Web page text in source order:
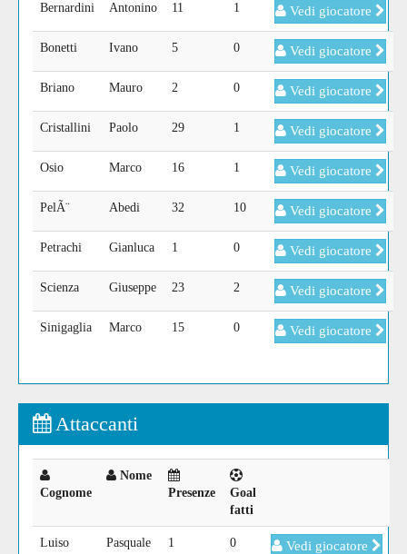
Bernardini Antonino 11 1 Vedi giocatore
Bonetti Ivano 5 0 Vedi giocatore
Briano Mauro 2 0 Vedi giocatore
Cristallini Paolo 29 1 Vedi giocatore
Osio Marco 16 1 Vedi giocatore
PelÃ¨ Abedi 32 10 Vedi giocatore
Petrachi Gianluca 1 0 Vedi giocatore
Scienza Giuseppe 23 2 Vedi giocatore
Sinigaglia Marco 15 0 Vedi giocatore
Attaccanti
Cognome
Nome
Presenze
Goal
fatti
Luiso Pasquale 1 0 Vedi giocatore